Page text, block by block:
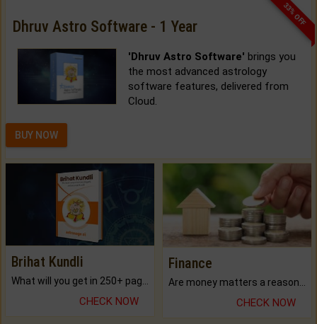
33% OFF
Dhruv Astro Software - 1 Year
'Dhruv Astro Software' brings you
the most advanced astrology
software features, delivered from
Cloud.
BUY NOW
Brihat Kundli
CHECK NOW
Finance
CHECK NOW